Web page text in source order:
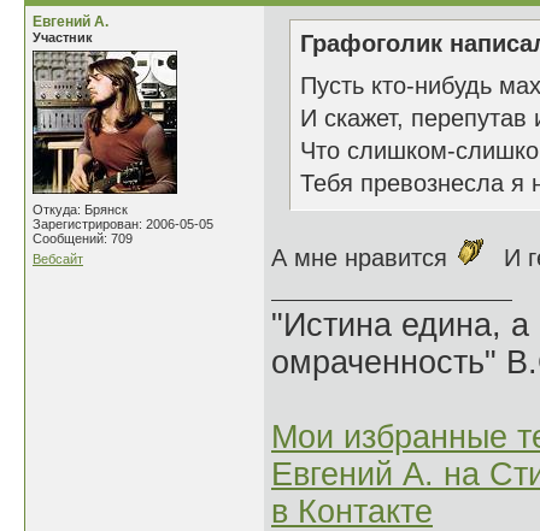
Евгений А.
Участник
Откуда: Брянск
Зарегистрирован: 2006-05-05
Сообщений: 709
Вебсайт
Графоголик
Пусть кто-нибудь
И скажет, перепутав
Что слишком-
Тебя превознесла я
А мне нравится И
"Истина едина,
омраченность"
Мои избранные
Евгений А. на
в Контакте